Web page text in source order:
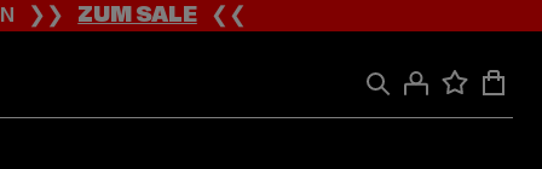
❯❯ZUM SALE❮❮